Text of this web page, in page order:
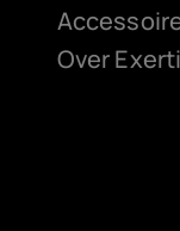
Over